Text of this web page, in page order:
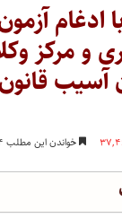
و مرکز
آسیب
خواندن این مطلب ۴ دقیقه زمان میبرد